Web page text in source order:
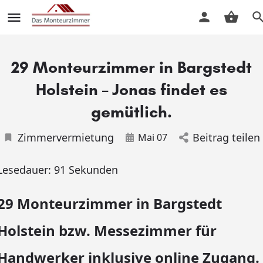
29 Monteurzimmer in Bargstedt
Holstein – Jonas findet es
gemütlich.
Zimmervermietung Mai 07 Beitrag teilen
91 Sekunden
Monteurzimmer in Bargstedt
bzw. Messezimmer für
inklusive online Zugang.